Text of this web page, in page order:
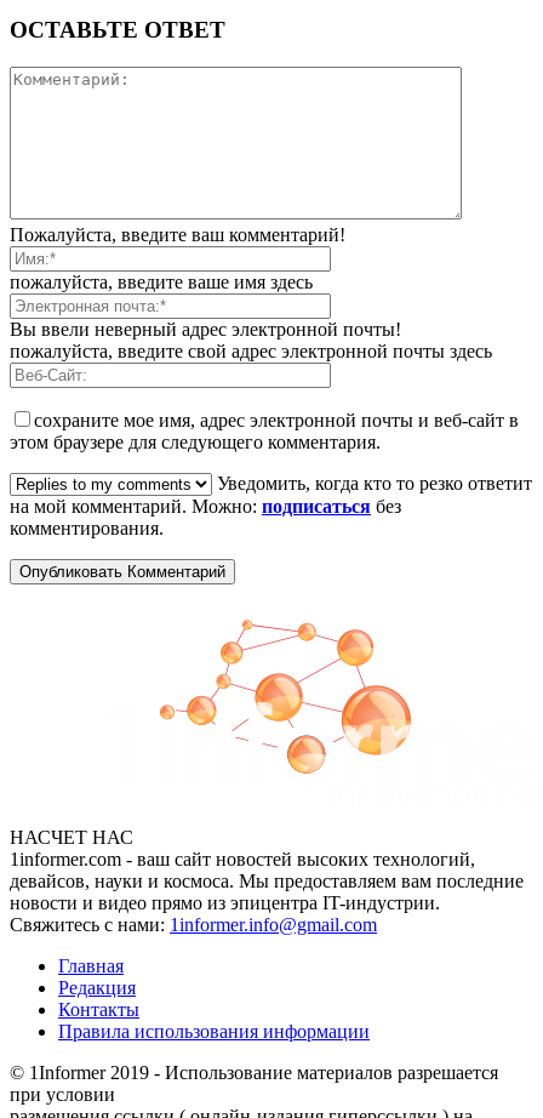
ОСТАВЬТЕ ОТВЕТ
Пожалуйста, введите ваш комментарий!
пожалуйста, введите ваше имя здесь
Вы ввели неверный адрес электронной почты!
пожалуйста, введите свой адрес электронной почты здесь
сохраните мое имя, адрес электронной почты и веб-сайт в
этом браузере для следующего комментария.
Уведомить, когда кто то резко ответит
на мой комментарий. Можно: подписаться без
комментирования.
НАСЧЕТ НАС
1informer.com - ваш сайт новостей высоких технологий,
девайсов, науки и космоса. Мы предоставляем вам последние
новости и видео прямо из эпицентра IT-индустрии.
Свяжитесь с нами: 1informer.info@gmail.com
Главная
Редакция
Контакты
Правила использования информации
© 1Informer 2019 - Использование материалов разрешается
при условии